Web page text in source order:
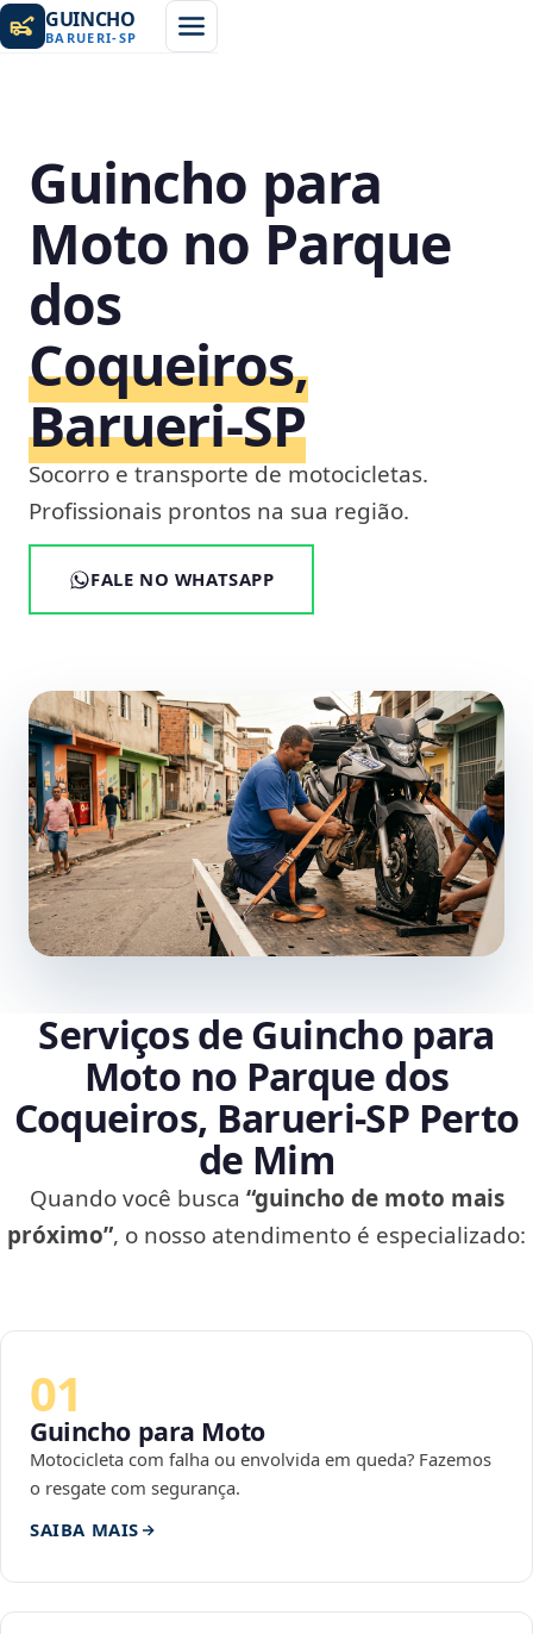
GUINCHO
BARUERI-SP
Guincho para
Moto no Parque
dos
Coqueiros,
Barueri‑SP
Socorro e transporte de motocicletas.
Profissionais prontos na sua região.
FALE NO WHATSAPP
Serviços de Guincho para
Moto no Parque dos
Coqueiros, Barueri‑SP Perto
de Mim
Quando você busca “guincho de moto mais
próximo”, o nosso atendimento é especializado:
01
Guincho para Moto
Motocicleta com falha ou envolvida em queda? Fazemos
o resgate com segurança.
SAIBA MAIS